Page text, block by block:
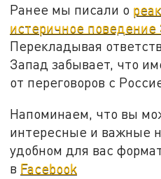
Ранее мы писали о
истеричное поведение
Перекладывая
Запад забывает, что
от переговоров с
Напоминаем, что вы
интересные и важные
удобном для вас
в Facebook